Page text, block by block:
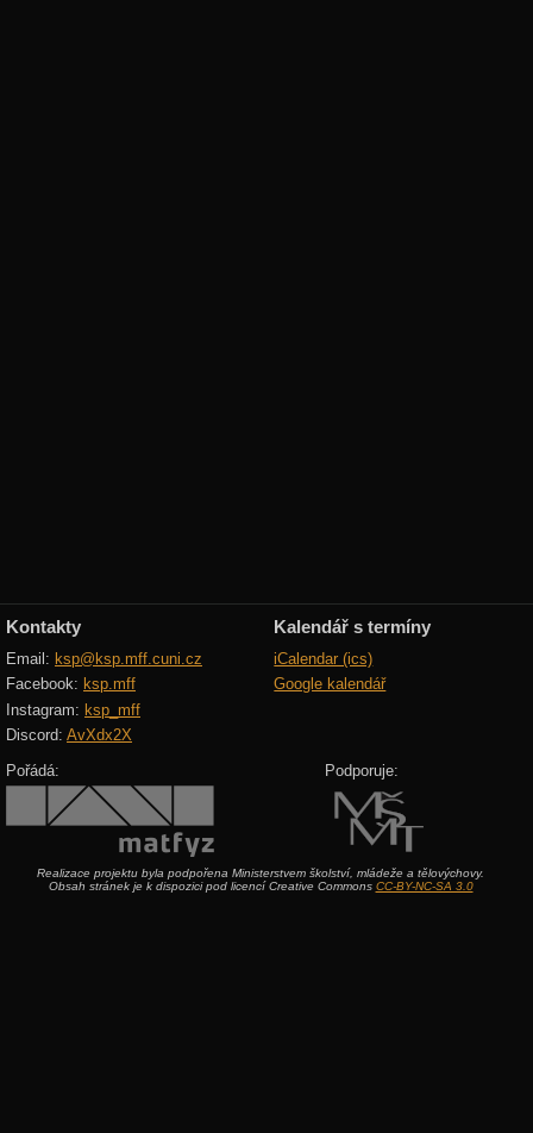
Kontakty
Email: ksp@ksp.mff.cuni.cz
Facebook: ksp.mff
Instagram: ksp_mff
Discord: AvXdx2X
Kalendář s termíny
iCalendar (ics)
Google kalendář
Pořádá: Podporuje:
Realizace projektu byla podpořena Ministerstvem školství, mládeže a tělovýchovy.
Obsah stránek je k dispozici pod licencí Creative Commons CC-BY-NC-SA 3.0